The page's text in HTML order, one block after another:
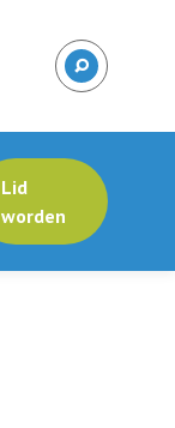
Lid
worden